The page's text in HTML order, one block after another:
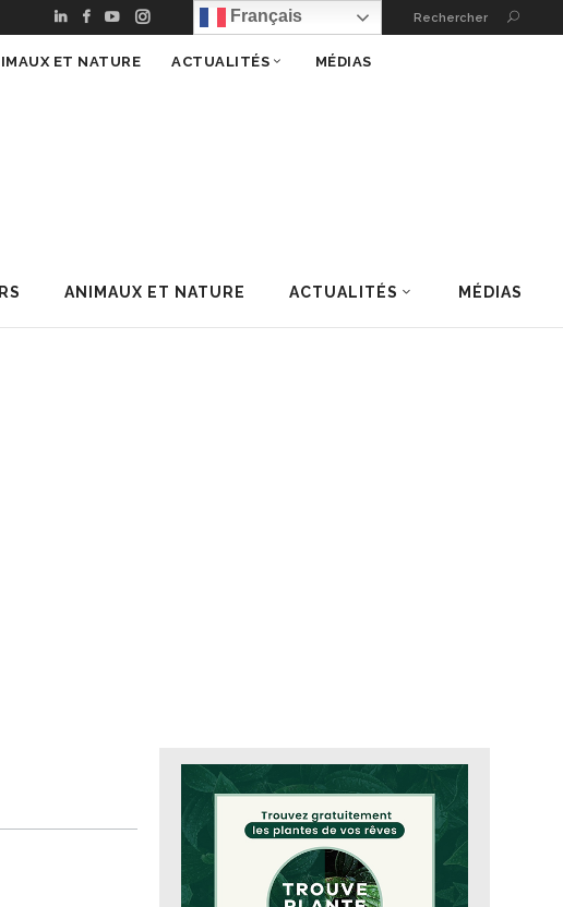
Français Rechercher
ANIMAUX ET NATURE ACTUALITÉS MÉDIAS
ET NATURE ACTUALITÉS MÉDIAS